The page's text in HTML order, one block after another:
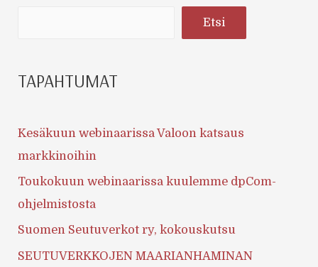
Etsi
TAPAHTUMAT
Kesäkuun webinaarissa Valoon katsaus
markkinoihin
Toukokuun webinaarissa kuulemme dpCom-
ohjelmistosta
Suomen Seutuverkot ry, kokouskutsu
SEUTUVERKKOJEN MAARIANHAMINAN